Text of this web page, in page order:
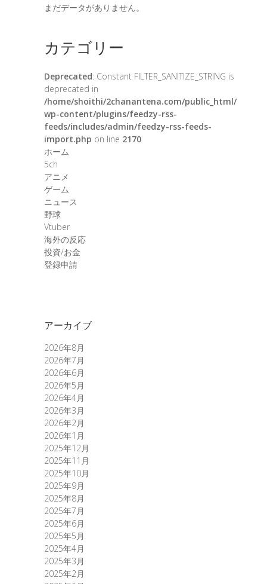
まだデータがありません。
カテゴリー
Deprecated: Constant FILTER_SANITIZE_STRING is
deprecated in
/home/shoithi/2chanantena.com/public_html/
wp-content/plugins/feedzy-rss-
feeds/includes/admin/feedzy-rss-feeds-
import.php on line 2170
ホーム
5ch
アニメ
ゲーム
ニュース
野球
Vtuber
海外の反応
投資/お金
登録申請
アーカイブ
2026年8月
2026年7月
2026年6月
2026年5月
2026年4月
2026年3月
2026年2月
2026年1月
2025年12月
2025年11月
2025年10月
2025年9月
2025年8月
2025年7月
2025年6月
2025年5月
2025年4月
2025年3月
2025年2月